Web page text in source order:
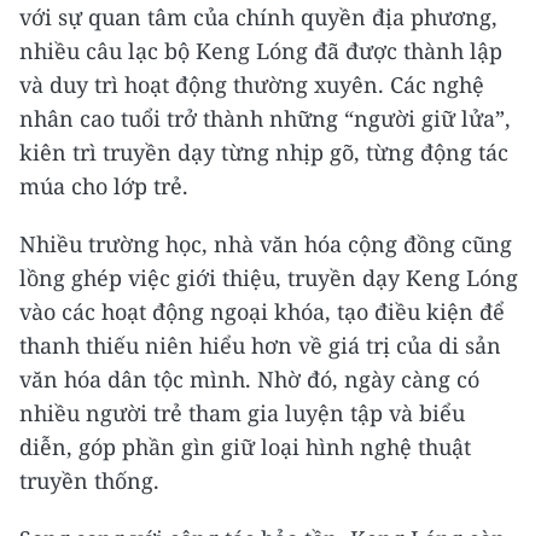
với sự quan tâm của chính quyền địa phương,
nhiều câu lạc bộ Keng Lóng đã được thành lập
và duy trì hoạt động thường xuyên. Các nghệ
nhân cao tuổi trở thành những “người giữ lửa”,
kiên trì truyền dạy từng nhịp gõ, từng động tác
múa cho lớp trẻ.
Nhiều trường học, nhà văn hóa cộng đồng cũng
lồng ghép việc giới thiệu, truyền dạy Keng Lóng
vào các hoạt động ngoại khóa, tạo điều kiện để
thanh thiếu niên hiểu hơn về giá trị của di sản
văn hóa dân tộc mình. Nhờ đó, ngày càng có
nhiều người trẻ tham gia luyện tập và biểu
diễn, góp phần gìn giữ loại hình nghệ thuật
truyền thống.